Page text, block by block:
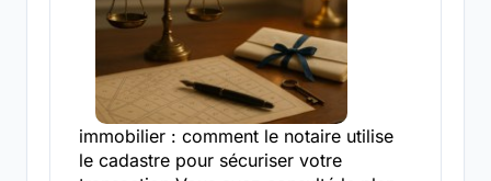
immobilier : comment le notaire utilise
le cadastre pour sécuriser votre